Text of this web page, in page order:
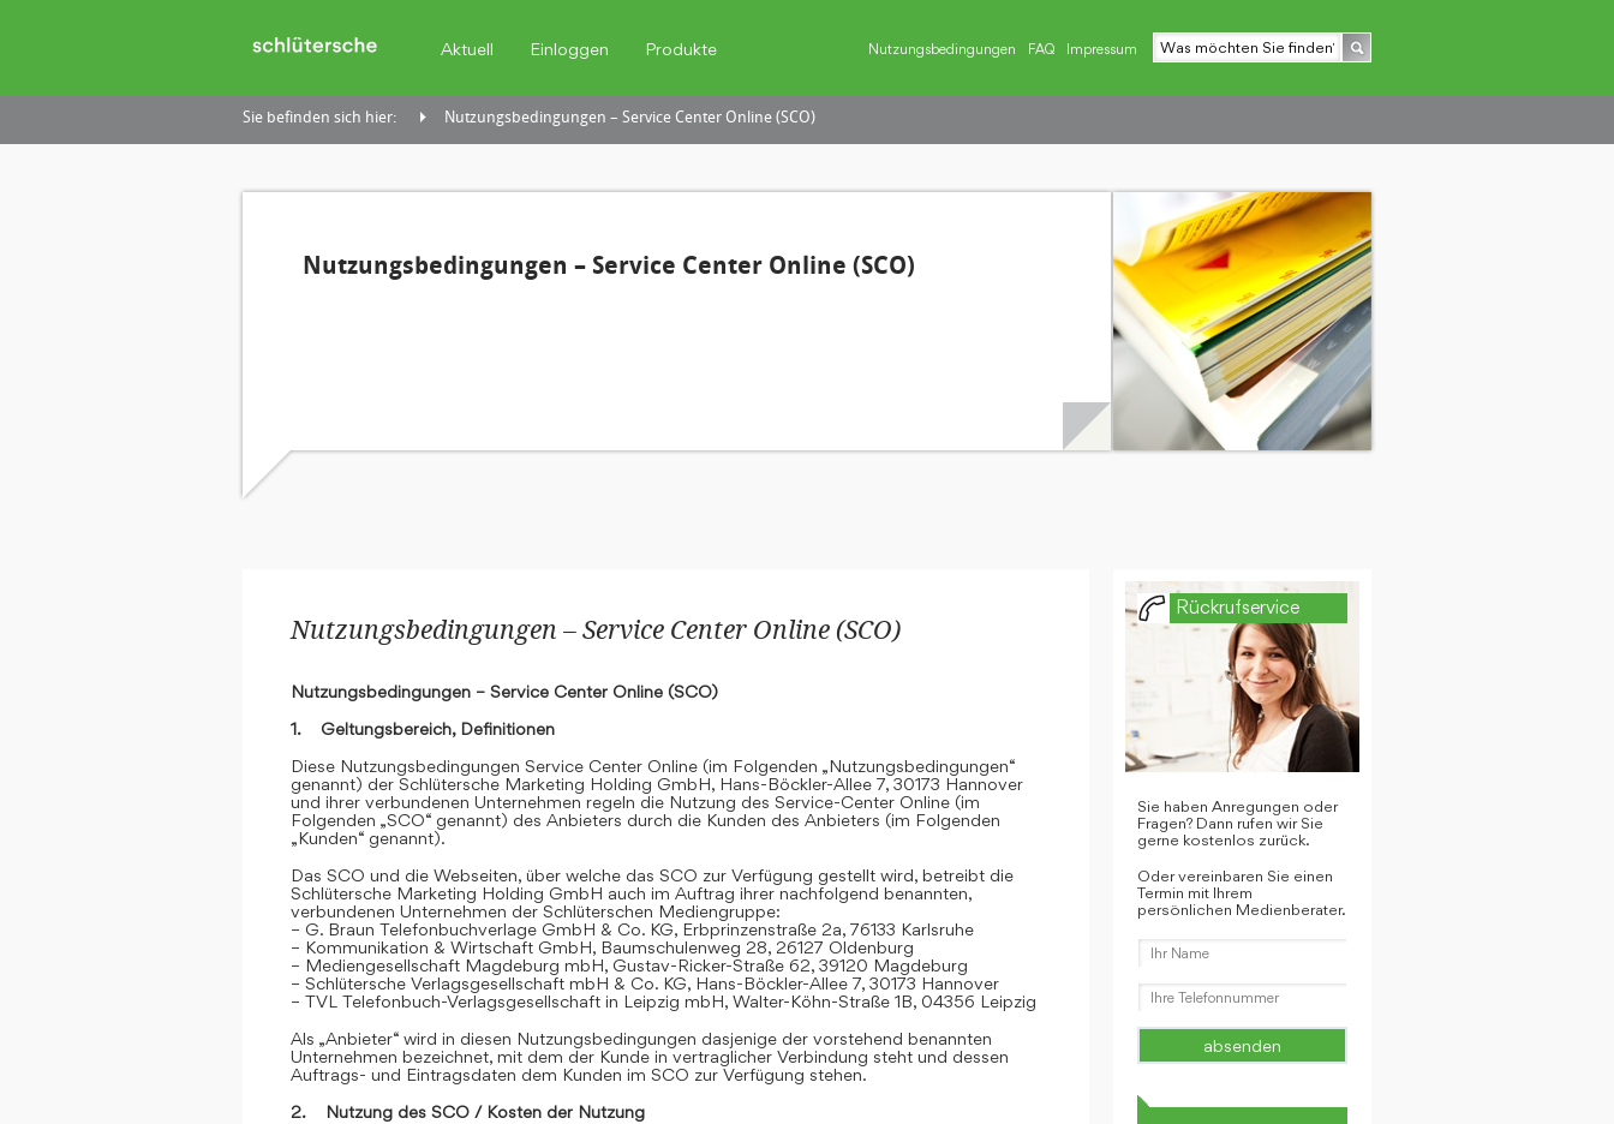
Aktuell Einloggen Produkte Nutzungsbedingungen FAQ Impressum
Sie befinden sich hier: Nutzungsbedingungen – Service Center Online (SCO)
Nutzungsbedingungen – Service Center Online (SCO)
Nutzungsbedingungen – Service Center Online (SCO)
Nutzungsbedingungen – Service Center Online (SCO)
1. Geltungsbereich, Definitionen
Diese Nutzungsbedingungen Service Center Online (im Folgenden „Nutzungsbedingungen“
genannt) der Schlütersche Marketing Holding GmbH, Hans-Böckler-Allee 7, 30173 Hannover
und ihrer verbundenen Unternehmen regeln die Nutzung des Service-Center Online (im
Folgenden „SCO“ genannt) des Anbieters durch die Kunden des Anbieters (im Folgenden
„Kunden“ genannt).
Das SCO und die Webseiten, über welche das SCO zur Verfügung gestellt wird, betreibt die
Schlütersche Marketing Holding GmbH auch im Auftrag ihrer nachfolgend benannten,
verbundenen Unternehmen der Schlüterschen Mediengruppe:
– G. Braun Telefonbuchverlage GmbH & Co. KG, Erbprinzenstraße 2a, 76133 Karlsruhe
– Kommunikation & Wirtschaft GmbH, Baumschulenweg 28, 26127 Oldenburg
– Mediengesellschaft Magdeburg mbH, Gustav-Ricker-Straße 62, 39120 Magdeburg
– Schlütersche Verlagsgesellschaft mbH & Co. KG, Hans-Böckler-Allee 7, 30173 Hannover
– TVL Telefonbuch-Verlagsgesellschaft in Leipzig mbH, Walter-Köhn-Straße 1B, 04356 Leipzig
Als „Anbieter“ wird in diesen Nutzungsbedingungen dasjenige der vorstehend benannten
Unternehmen bezeichnet, mit dem der Kunde in vertraglicher Verbindung steht und dessen
Auftrags- und Eintragsdaten dem Kunden im SCO zur Verfügung stehen.
2. Nutzung des SCO / Kosten der Nutzung
Rückrufservice
Sie haben Anregungen oder
Fragen? Dann rufen wir Sie
gerne kostenlos zurück.
Oder vereinbaren Sie einen
Termin mit Ihrem
persönlichen Medienberater.